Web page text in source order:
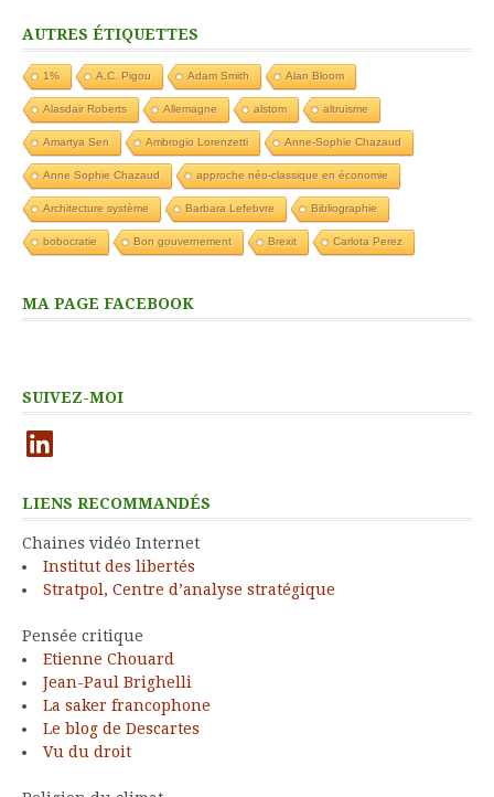
AUTRES ÉTIQUETTES
1% A.C. Pigou Adam Smith Alan Bloom
Alasdair Roberts Allemagne alstom altruisme
Amartya Sen Ambrogio Lorenzetti Anne-Sophie Chazaud
Anne Sophie Chazaud approche néo-classique en économie
Architecture système Barbara Lefebvre Bibliographie
bobocratie Bon gouvernement Brexit Carlota Perez
MA PAGE FACEBOOK
SUIVEZ-MOI
LinkedIn
LIENS RECOMMANDÉS
Chaines vidéo Internet
Institut des libertés
Stratpol, Centre d’analyse stratégique
Pensée critique
Etienne Chouard
Jean-Paul Brighelli
La saker francophone
Le blog de Descartes
Vu du droit